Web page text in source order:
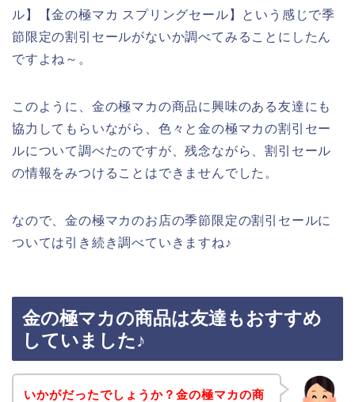
ル】【金の極マカ スプリングセール】という感じで季
節限定の割引セールがないか調べてみることにしたん
ですよね～。
このように、金の極マカの商品に興味のある友達にも
協力してもらいながら、色々と金の極マカの割引セー
ルについて調べたのですが、残念ながら、割引セール
の情報をみつけることはできませんでした。
なので、金の極マカのお店の季節限定の割引セールに
ついては引き続き調べていきますね♪
金の極マカの商品は友達もおすすめ
していました♪
いかがだったでしょうか？金の極マカの商